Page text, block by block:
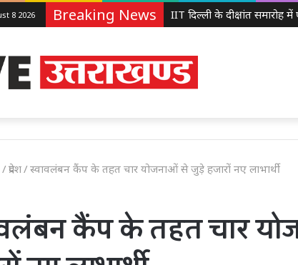
8 2026 Breaking News
/प्रदेश/स्‍वावलंबन कैंप के तहत चार योजनाओं से जुड़े हजारों नए लाभार्थी
कैंप के तहत चार